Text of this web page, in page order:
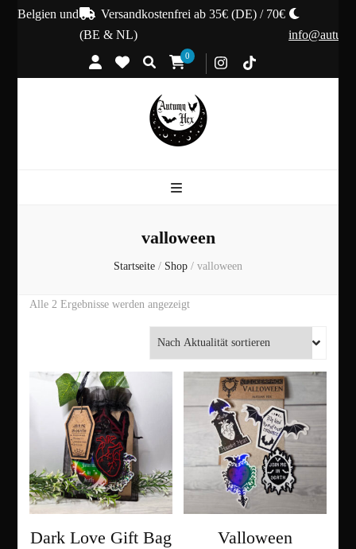
Belgien und
Versandkostenfrei ab 35€ (DE) / 70€
(BE & NL)
0
valloween
Startseite / Shop / valloween
Alle 2 Ergebnisse werden angezeigtNach
sortiert
Dark Love Gift Bag
Valloween